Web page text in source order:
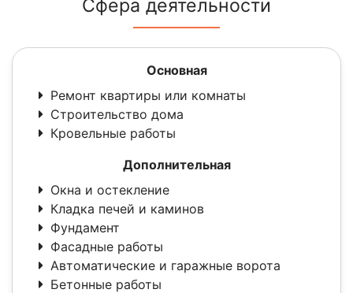
Сфера деятельности
Основная
Ремонт квартиры или комнаты
Строительство дома
Кровельные работы
Дополнительная
Окна и остекление
Кладка печей и каминов
Фундамент
Фасадные работы
Автоматические и гаражные ворота
Бетонные работы